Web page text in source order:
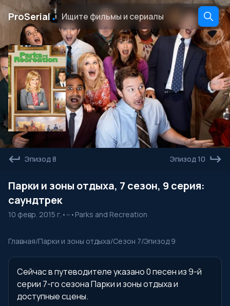
ProSerial․
Эпизод 8 Эпизод 10
Парки и зоны отдыха, 7 сезон, 9 серия:
саундтрек
10 февр. 2015 г. • -- • Parks and Recreation
Главная/Парки и зоны отдыха/Сезон 7/Эпизод 9
Сейчас в путеводителе указано 0 песен из 9-й
серии 7-го сезона Парки и зоны отдыха и
доступные сцены.